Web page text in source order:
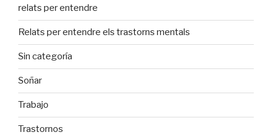
relats per entendre
Relats per entendre els trastorns mentals
Sin categoría
Soñar
Trabajo
Trastornos